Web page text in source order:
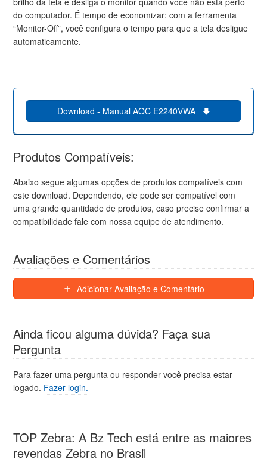
do computador. É tempo de economizar: com a ferramenta
“Monitor-Off”, você configura o tempo para que a tela desligue
automaticamente.
Download - Manual AOC E2240VWA
Produtos Compatíveis:
Abaixo segue algumas opções de produtos compatíveis com
este download. Dependendo, ele pode ser compatível com
uma grande quantidade de produtos, caso precise confirmar a
compatibilidade fale com nossa equipe de atendimento.
Avaliações e Comentários
Adicionar Avaliação e Comentário
Ainda ficou alguma dúvida? Faça sua
Pergunta
Para fazer uma pergunta ou responder você precisa estar
logado. Fazer login.
TOP Zebra: A Bz Tech está entre as maiores
revendas Zebra no Brasil